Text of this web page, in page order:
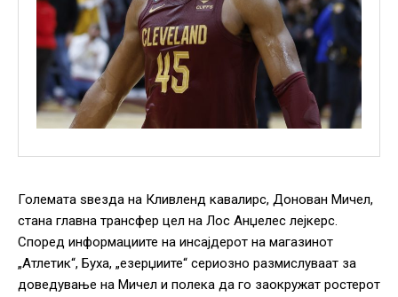
Големата ѕвезда на Кливленд кавалирс, Донован Мичел,
стана главна трансфер цел на Лос Анџелес лејкерс.
Според информациите на инсајдерот на магазинот
„Атлетик“, Буха, „езерџиите“ сериозно размислуваат за
доведување на Мичел и полека да го заокружат ростерот